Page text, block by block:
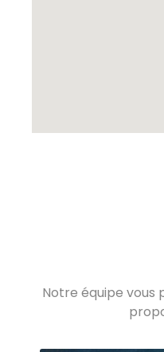
Notre équipe vous